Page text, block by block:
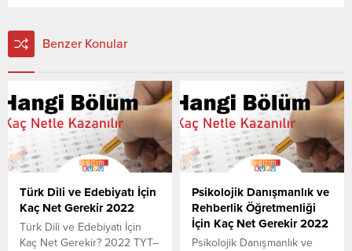
Benzer Konular
Türk Dili ve Edebiyatı İçin
Kaç Net Gerekir 2022
Türk Dili ve Edebiyatı İçin
Kaç Net Gerekir? 2022 TYT–
Psikolojik Danışmanlık ve
Rehberlik Öğretmenliği
İçin Kaç Net Gerekir 2022
Psikolojik Danışmanlık ve